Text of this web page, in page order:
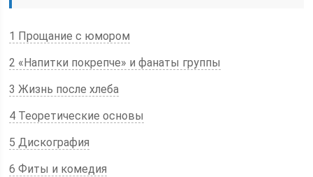
1 Прощание с юмором
2 «Напитки покрепче» и фанаты группы
3 Жизнь после хлеба
4 Теоретические основы
5 Дискография
6 Фиты и комедия